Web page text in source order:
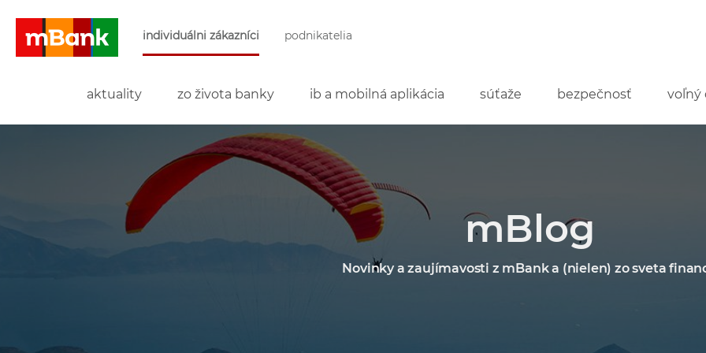
individuálni zákazníci podnikatelia
aktuality zo života banky ib a mobilná aplikácia súťaže bezpečnosť voľný
mBlog
Novinky a zaujímavosti z mBank a (nielen) zo sveta